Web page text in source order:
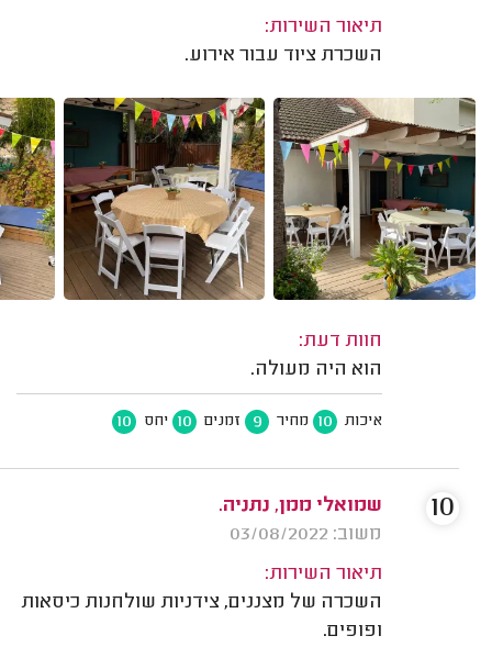
תיאור השירות:
השכרת ציוד עבור אירוע.
חוות דעת:
הוא היה מעולה.
איכות 10 מחיר 9 זמנים 10 יחס 10
שמואלי ממן, נתניה.
משוב: 03/08/2022
תיאור השירות:
השכרה של מצננים, צידניות שולחנות כיסאות
ופופים.
10